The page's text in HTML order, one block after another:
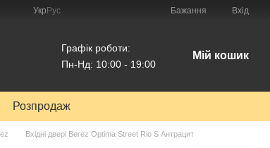
Укр Рус Бажання Вхід
Графік роботи:
Пн-Нд: 10:00 - 19:00
Мій кошик
Розпродаж
Вхідні двері Berez Optima Street Rio S Антрацит